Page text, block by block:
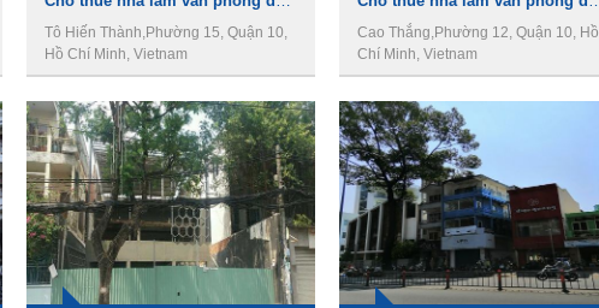
Tô Hiến Thành,Phường 15, Quận 10,
Hồ Chí Minh, Vietnam
Cao Thắng,Phường 12, Quận 10, Hồ
Chí Minh, Vietnam